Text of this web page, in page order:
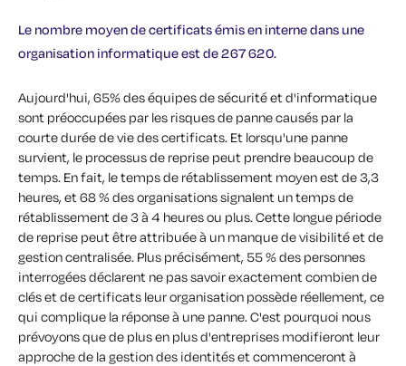
Le nombre moyen de certificats émis en interne dans une
organisation informatique est de 267 620.
Aujourd'hui, 65% des équipes de sécurité et d'informatique
sont préoccupées par les risques de panne causés par la
courte durée de vie des certificats. Et lorsqu'une panne
survient, le processus de reprise peut prendre beaucoup de
temps. En fait, le temps de rétablissement moyen est de 3,3
heures, et 68 % des organisations signalent un temps de
rétablissement de 3 à 4 heures ou plus. Cette longue période
de reprise peut être attribuée à un manque de visibilité et de
gestion centralisée. Plus précisément, 55 % des personnes
interrogées déclarent ne pas savoir exactement combien de
clés et de certificats leur organisation possède réellement, ce
qui complique la réponse à une panne. C'est pourquoi nous
prévoyons que de plus en plus d'entreprises modifieront leur
approche de la gestion des identités et commenceront à